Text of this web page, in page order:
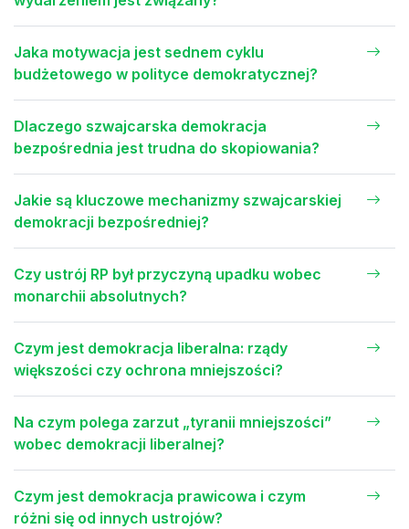
Jaka motywacja jest sednem cyklu
budżetowego w polityce demokratycznej?
Dlaczego szwajcarska demokracja
bezpośrednia jest trudna do skopiowania?
Jakie są kluczowe mechanizmy szwajcarskiej
demokracji bezpośredniej?
Czy ustrój RP był przyczyną upadku wobec
monarchii absolutnych?
Czym jest demokracja liberalna: rządy
większości czy ochrona mniejszości?
Na czym polega zarzut „tyranii mniejszości”
wobec demokracji liberalnej?
Czym jest demokracja prawicowa i czym
różni się od innych ustrojów?